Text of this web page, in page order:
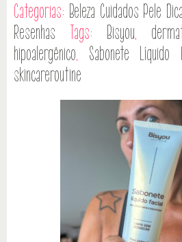
Categorias: Beleza Cuidados Pele
Resenhas Tags: Bisyou,
hipoalergênico, Sabonete Líquido
skincareroutine